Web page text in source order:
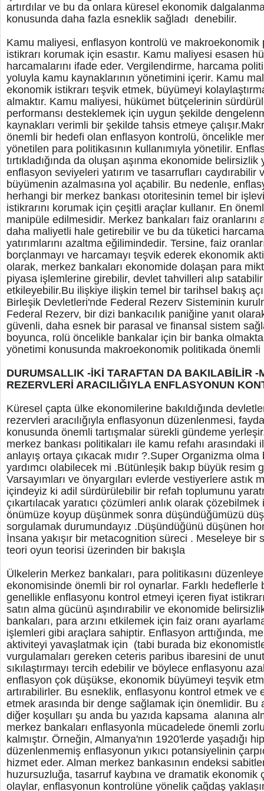
artırdılar ve bu da onlara küresel ekonomik
konusunda daha fazla esneklik sağladı denebilir.
Kamu maliyesi, enflasyon kontrolü ve makroekonomik
istikrarı korumak için esastır. Kamu maliyesi esasen
harcamalarını ifade eder. Vergilendirme, harcama
yoluyla kamu kaynaklarının yönetimini içerir. Kamu
ekonomik istikrarı teşvik etmek, büyümeyi
almaktır. Kamu maliyesi, hükümet bütçelerinin
performansı desteklemek için uygun şekilde
kaynakları verimli bir şekilde tahsis etmeye
önemli bir hedefi olan enflasyon kontrolü, öncelikle
yönetilen para politikasının kullanımıyla yönetilir.
tırtıkladığında da oluşan aşınma ekonomide
enflasyon seviyeleri yatırım ve tasarrufları caydırabilir
büyümenin azalmasına yol açabilir. Bu nedenle,
herhangi bir merkez bankası otoritesinin temel bir
istikrarını korumak için çeşitli araçlar kullanır. En
manipüle edilmesidir. Merkez bankaları faiz oranlarını
daha maliyetli hale getirebilir ve bu da tüketici
yatırımlarını azaltma eğilimindedir. Tersine, faiz
borçlanmayı ve harcamayı teşvik ederek ekonomik
olarak, merkez bankaları ekonomide dolaşan para
piyasa işlemlerine girebilir, devlet tahvilleri alıp
etkileyebilir.Bu ilişkiye ilişkin temel bir tarihsel bakış
Birleşik Devletleri'nde Federal Rezerv Sisteminin
Federal Rezerv, bir dizi bankacılık paniğine yanıt
güvenli, daha esnek bir parasal ve finansal sistem
boyunca, rolü öncelikle bankalar için bir banka
yönetimi konusunda makroekonomik politikada
DURUMSALLIK -İKİ TARAFTAN DA BAKILABİLİR -
REZERVLERİ ARACILIĞIYLA ENFLASYONUN
Küresel çapta ülke ekonomilerine bakıldığında
rezervleri aracılığıyla enflasyonun düzenlenmesi,
konusunda önemli tartışmalar sürekli gündeme
merkez bankası politikaları ile kamu refahı
anlayış ortaya çıkacak mıdır ?.Super Organizma
yardımcı olabilecek mi .Bütünleşik bakıp büyük resim
Varsayımları ve önyargıları evlerde vestiyerlere astık
içindeyiz ki adil sürdürülebilir bir refah toplumunu
çıkartılacak yaratıcı çözümleri anlık olarak
önümüze koyup düşünmek sonra düşündüğümüzü
sorgulamak durumundayız .Düşündüğünü düşünen
İnsana yakışır bir metacognition süreci . Meseleye bir
teori oyun teorisi üzerinden bir bakışla
Ülkelerin Merkez bankaları, para politikasını
ekonomisinde önemli bir rol oynarlar. Farklı hedeflerle
genellikle enflasyonu kontrol etmeyi içeren fiyat
satın alma gücünü aşındırabilir ve ekonomide
bankaları, para arzını etkilemek için faiz oranı
işlemleri gibi araçlara sahiptir. Enflasyon arttığında,
aktiviteyi yavaşlatmak için (tabi burada biz
vurgulamaları gereken ceteris paribus ibaresini de
sıkılaştırmayı tercih edebilir ve böylece enflasyonu
enflasyon çok düşükse, ekonomik büyümeyi teşvik
artırabilirler. Bu esneklik, enflasyonu kontrol etmek ve
etmek arasında bir denge sağlamak için önemlidir. Bu
diğer koşulları şu anda bu yazıda kapsama alanına
merkez bankaları enflasyonla mücadelede önemli
kalmıştır. Örneğin, Almanya'nın 1920'lerde yaşadığı
düzenlenmemiş enflasyonun yıkıcı potansiyelinin
hizmet eder. Alman merkez bankasının endeksi
huzursuzluğa, tasarruf kaybına ve dramatik ekonomik
olaylar, enflasyonun kontrolüne yönelik çağdaş